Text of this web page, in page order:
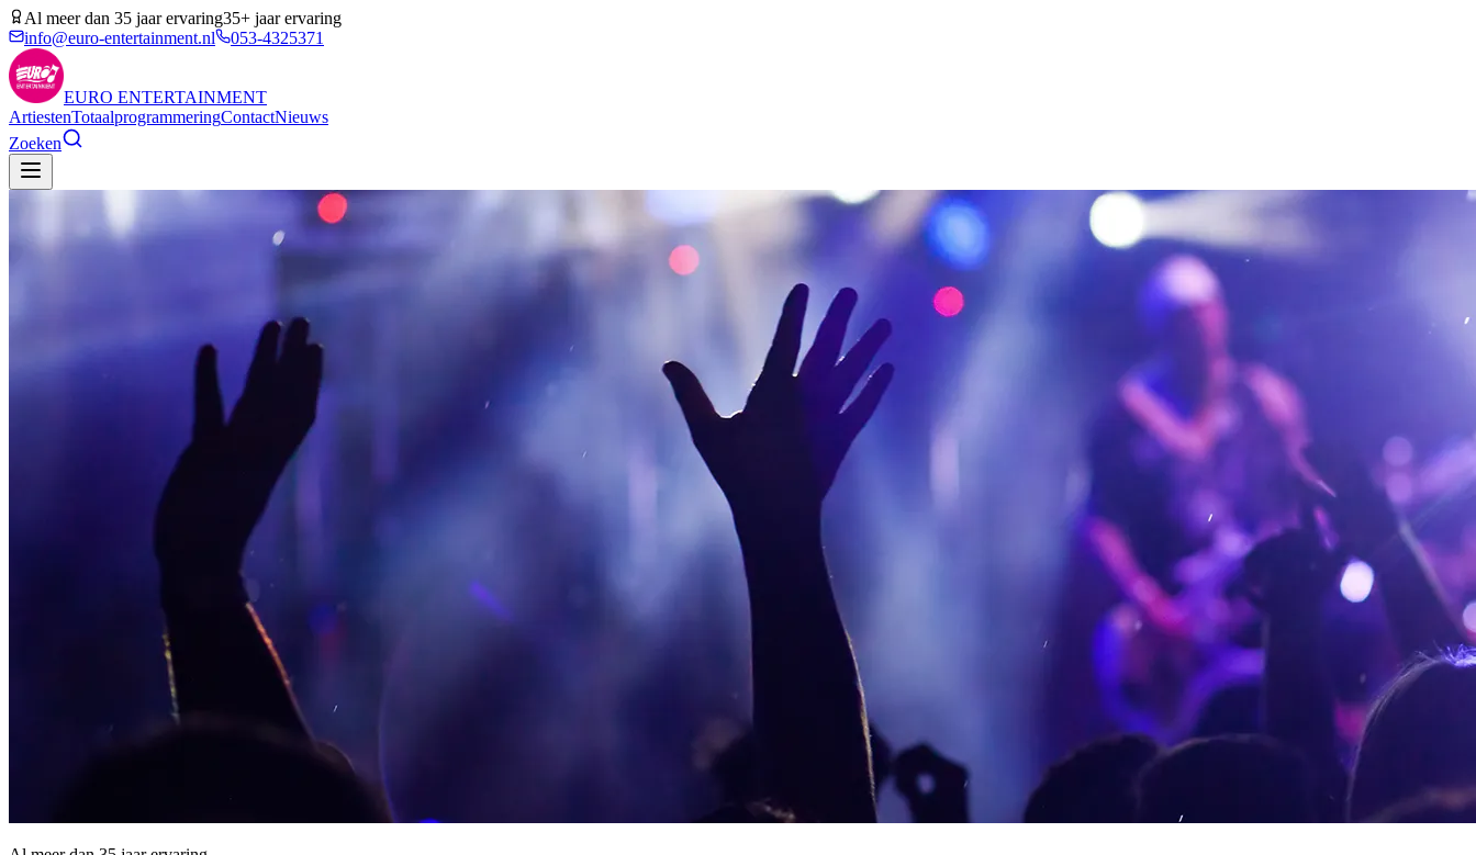
Al meer dan 35 jaar ervaring35+ jaar ervaring
info@euro-entertainment.nl
053-4325371
EURO ENTERTAINMENT
ArtiestenTotaalprogrammeringContactNieuws
Zoeken